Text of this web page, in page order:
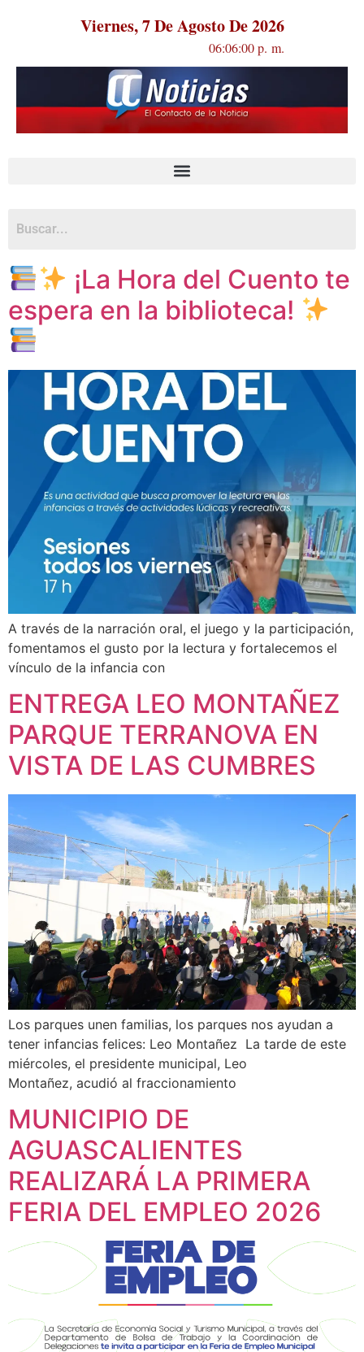
Viernes, 7 De Agosto De 2026
06:06:01 p. m.
¡La Hora del Cuento te
espera en la biblioteca!
A través de la narración oral, el juego y la participación,
fomentamos el gusto por la lectura y fortalecemos el
vínculo de la infancia con
ENTREGA LEO MONTAÑEZ
PARQUE TERRANOVA EN
VISTA DE LAS CUMBRES
Los parques unen familias, los parques nos ayudan a
tener infancias felices: Leo Montañez La tarde de este
miércoles, el presidente municipal, Leo
Montañez, acudió al fraccionamiento
MUNICIPIO DE
AGUASCALIENTES
REALIZARÁ LA PRIMERA
FERIA DEL EMPLEO 2026